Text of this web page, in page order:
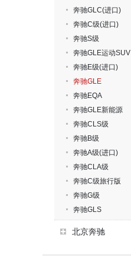
奔驰GLC(进口)
奔驰C级(进口)
奔驰S级
奔驰GLE运动SUV
奔驰E级(进口)
奔驰GLE
奔驰EQA
奔驰GLE新能源
奔驰CLS级
奔驰B级
奔驰A级(进口)
奔驰CLA级
奔驰C级旅行版
奔驰G级
奔驰GLS
北京奔驰